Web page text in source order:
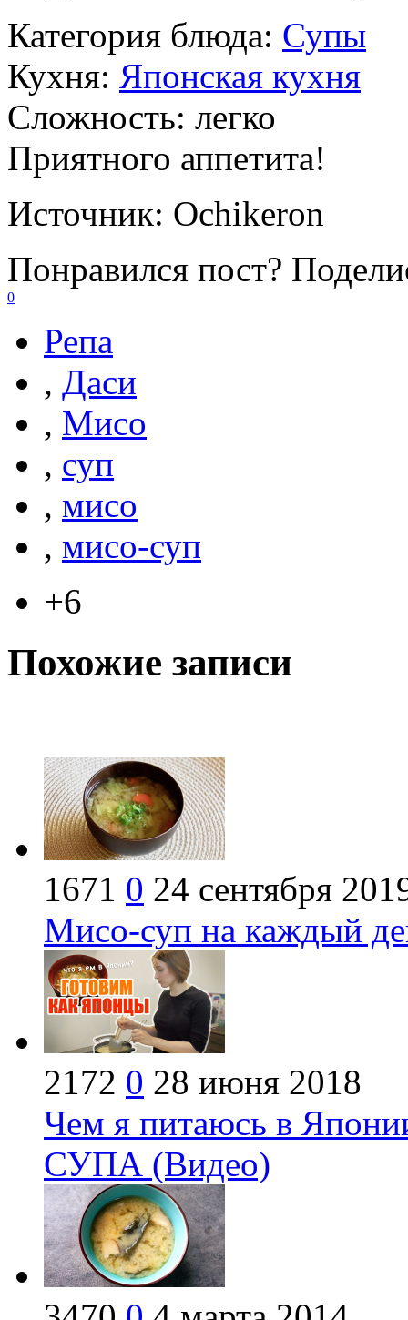
Категория блюда: Супы
Кухня: Японская кухня
Сложность: легко
Приятного аппетита!
Источник: Ochikeron
Понравился пост?
0
Репа
, Даси
, Мисо
, суп
, мисо
, мисо-суп
+6
Похожие записи
1671 0 24 сентября
Мисо-суп на каждый
2172 0 28 июня 2018
Чем я питаюсь в
СУПА (Видео)